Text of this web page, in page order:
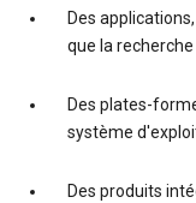
Des
que la
Des plates-
système
Des produits